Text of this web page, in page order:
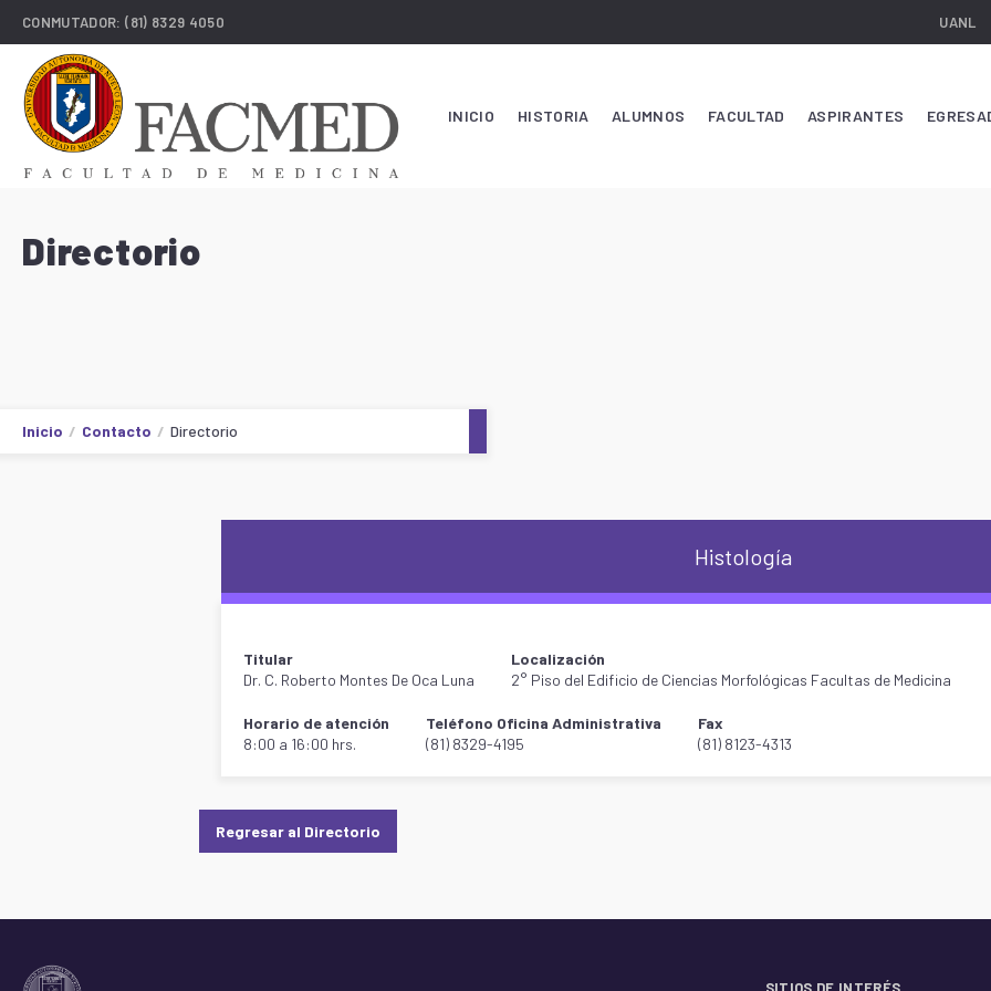
CONMUTADOR:(81) 8329 4050 UANL
INICIO HISTORIA ALUMNOS FACULTAD ASPIRANTES
Directorio
Inicio Contacto Directorio
Histología
Titular
Dr. C. Roberto Montes De Oca Luna
Localización
2° Piso del Edificio de Ciencias Morfológicas Facultas de Medicina
Horario de atención
8:00 a 16:00 hrs.
Teléfono Oficina Administrativa
(81) 8329-4195
Fax
(81) 8123-4313
Regresar al Directorio